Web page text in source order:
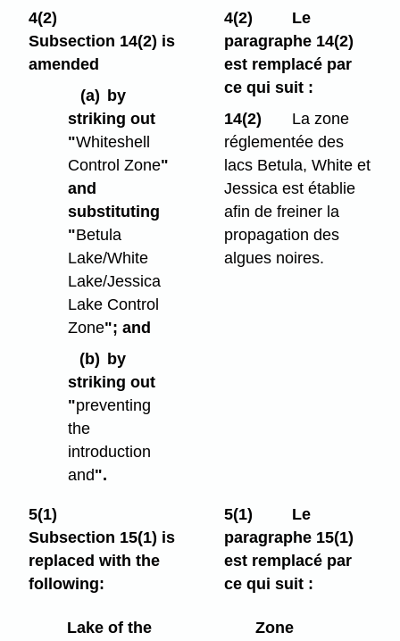
4(2)
Subsection 14(2) is
amended
(a) by
striking out
"Whiteshell
Control Zone"
and
substituting
"Betula
Lake/White
Lake/Jessica
Lake Control
Zone"; and
(b) by
striking out
"preventing
the
introduction
and".
4(2)
Le
paragraphe 14(2)
est remplacé par
ce qui suit :
14(2)
La zone
réglementée des
lacs Betula, White et
Jessica est établie
afin de freiner la
propagation des
algues noires.
5(1)
Subsection 15(1) is
replaced with the
following:
5(1)
Le
paragraphe 15(1)
est remplacé par
ce qui suit :
Lake of the
Zone